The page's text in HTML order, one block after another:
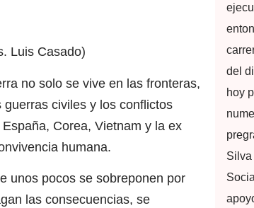
Luis Casado)
no solo se vive en las fronteras,
civiles y los conflictos
Corea, Vietnam y la ex
humana.
unos pocos se sobreponen por
las consecuencias, se
del
hoy
Silva